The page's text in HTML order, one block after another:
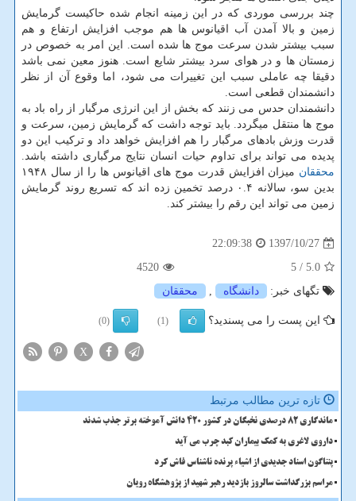
چند بررسی موردی كه در این زمینه انجام شده حاكیست گرمایش
زمین و بالا آمدن آب اقیانوس ها هم موجب افزایش ارتفاع و هم
سبب بیشتر شدن سرعت موج ها شده است. این امر به خصوص در
زمستان ها و در هوای سرد بیشتر شایع است. هنوز معین نمی باشد
دقیقا چه عاملی سبب این تغییرات می شود، اما وقوع آن از نظر
دانشمندان قطعی است.
دانشمندان حدس می زنند كه بخش از این انرژی مرگبار از راه باد به
موج ها منتقل میگردد. باید توجه داشت كه گرمایش زمین، سرعت و
قدرت وزش بادهای مرگبار را هم افزایش خواهد داد و تركیب این دو
پدیده می تواند برای تداوم حیات انسان نتایج مرگباری داشته باشد.
محققان
میزان افزایش قدرت موج های اقیانوس ها را از سال ۱۹۴۸
بدین سو، سالانه ۰.۴ درصد تخمین زده اند كه تسریع روند گرمایش
زمین می تواند این رقم را بیشتر كند.
1397/10/27
22:09:38
5.0
/ 5
4520
تگهای خبر:
دانشگاه , محققان
این پست را می پسندید؟ (1)
(0)
X
تازه ترین مطالب مرتبط
ماندگاری 82 درصدی نخبگان در کشور 420 دانش آموخته برتر جذب شدند
داروی لاغری به کمک بیماران کبد چرب می آید
پنتاگون اسناد جدیدی از اشیاء پرنده ناشناس فاش کرد
مراسم بزرگداشت سالروز بازدید رهبر شهید از پژوهشگاه رویان